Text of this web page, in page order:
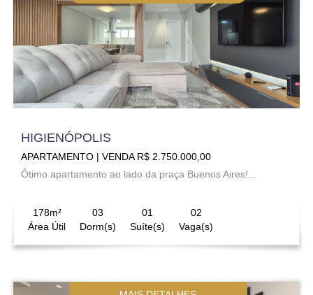
HIGIENÓPOLIS
APARTAMENTO | VENDA R$ 2.750.000,00
Ótimo apartamento ao lado da praça Buenos Aires!...
178m²
Área Útil
03
Dorm(s)
01
Suíte(s)
02
Vaga(s)